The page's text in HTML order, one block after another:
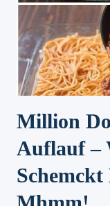
Million
Auflauf –